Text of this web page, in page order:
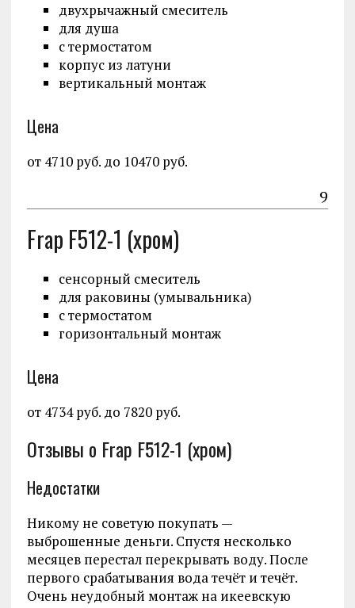
двухрычажный смеситель
для душа
с термостатом
корпус из латуни
вертикальный монтаж
Цена
от 4710 руб. до 10470 руб.
9
Frap F512-1 (хром)
сенсорный смеситель
для раковины (умывальника)
с термостатом
горизонтальный монтаж
Цена
от 4734 руб. до 7820 руб.
Отзывы о Frap F512-1 (хром)
Недостатки
Никому не советую покупать —
выброшенные деньги. Спустя несколько
месяцев перестал перекрывать воду. После
первого срабатывания вода течёт и течёт.
Очень неудобный монтаж на икеевскую